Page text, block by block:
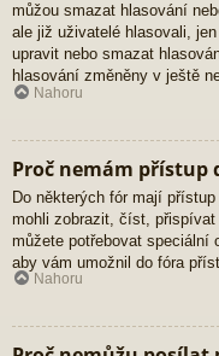
můžou smazat hlasování
ale již uživatelé hlasovali,
upravit nebo smazat
hlasování změněny v ještě
Nahoru
Proč nemám přístup
Do některých fór mají
mohli zobrazit, číst, přispívat
můžete potřebovat speciální
aby vám umožnil do fóra
Nahoru